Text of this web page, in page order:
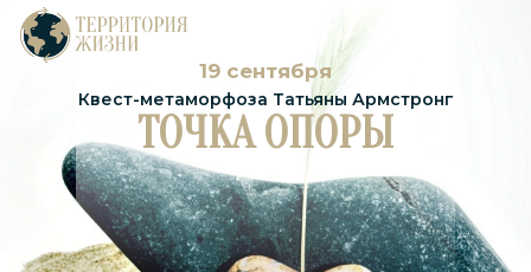
Квест-метаморфоза Татьяны Армстронг
19 сентября
ТОЧКА ОПОРЫ